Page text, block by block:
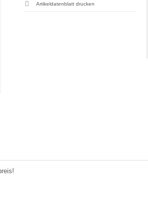
Artikeldatenblatt drucken